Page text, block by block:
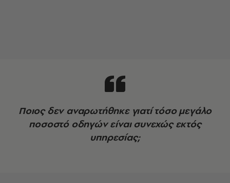
Ποιος δεν αναρωτήθηκε γιατί τόσο μεγάλο
ποσοστό οδηγών είναι συνεχώς εκτός
υπηρεσίας;